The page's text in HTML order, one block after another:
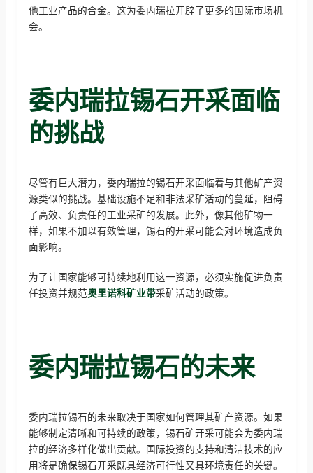
他工业产品的合金。这为委内瑞拉开辟了更多的国际市场机
会。
委内瑞拉锡石开采面临
的挑战
尽管有巨大潜力，委内瑞拉的锡石开采面临着与其他矿产资
源类似的挑战。基础设施不足和非法采矿活动的蔓延，阻碍
了高效、负责任的工业采矿的发展。此外，像其他矿物一
样，如果不加以有效管理，锡石的开采可能会对环境造成负
面影响。
为了让国家能够可持续地利用这一资源，必须实施促进负责
任投资并规范奥里诺科矿业带采矿活动的政策。
委内瑞拉锡石的未来
委内瑞拉锡石的未来取决于国家如何管理其矿产资源。如果
能够制定清晰和可持续的政策，锡石矿开采可能会为委内瑞
拉的经济多样化做出贡献。国际投资的支持和清洁技术的应
用将是确保锡石开采既具经济可行性又具环境责任的关键。